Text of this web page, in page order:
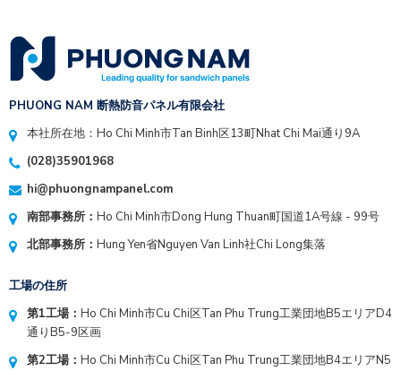
PHUONG NAM 断熱防音パネル有限会社
本社所在地：Ho Chi Minh市Tan Binh区13町Nhat Chi Mai通り9A
(028)35901968
hi@phuongnampanel.com
南部事務所： Ho Chi Minh市Dong Hung Thuan町国道1A号線 - 99号
北部事務所： Hung Yen省Nguyen Van Linh社Chi Long集落
工場の住所
第1工場： Ho Chi Minh市Cu Chi区Tan Phu Trung工業団地B5エリアD4
通りB5-9区画
第2工場： Ho Chi Minh市Cu Chi区Tan Phu Trung工業団地B4エリアN5